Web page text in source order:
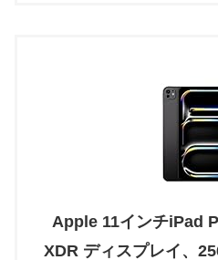
Apple 11インチiPad
XDR ディスプレイ、